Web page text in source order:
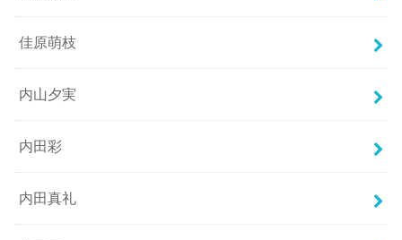
佳原萌枝
内山夕実
内田彩
内田真礼